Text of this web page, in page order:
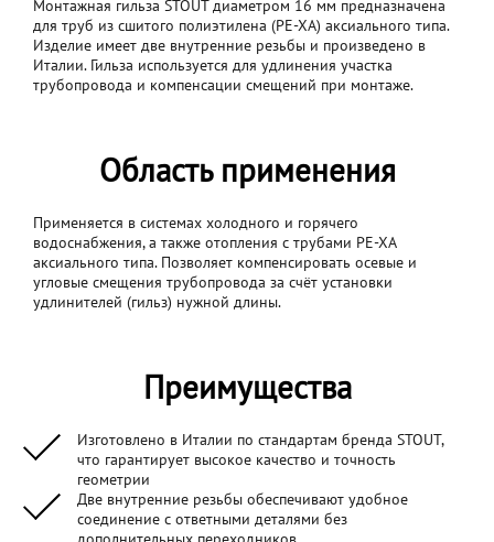
Монтажная гильза STOUT диаметром 16 мм предназначена
для труб из сшитого полиэтилена (PE‑XA) аксиального типа.
Изделие имеет две внутренние резьбы и произведено в
Италии. Гильза используется для удлинения участка
трубопровода и компенсации смещений при монтаже.
Область применения
Применяется в системах холодного и горячего
водоснабжения, а также отопления с трубами PE‑XA
аксиального типа. Позволяет компенсировать осевые и
угловые смещения трубопровода за счёт установки
удлинителей (гильз) нужной длины.
Преимущества
Изготовлено в Италии по стандартам бренда STOUT,
что гарантирует высокое качество и точность
геометрии
Две внутренние резьбы обеспечивают удобное
соединение с ответными деталями без